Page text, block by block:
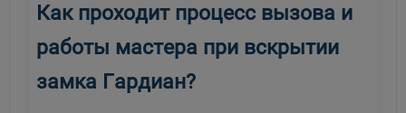
Как проходит процесс вызова и
работы мастера при вскрытии
замка Гардиан?